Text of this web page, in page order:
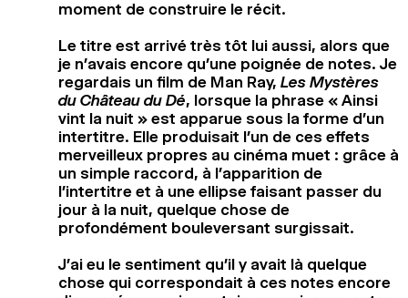
moment de construire le récit.
Le titre est arrivé très tôt lui aussi, alors que
je n’avais encore qu’une poignée de notes. Je
regardais un film de Man Ray, Les Mystères
du Château du Dé, lorsque la phrase « Ainsi
vint la nuit » est apparue sous la forme d’un
intertitre. Elle produisait l’un de ces effets
merveilleux propres au cinéma muet : grâce à
un simple raccord, à l’apparition de
l’intertitre et à une ellipse faisant passer du
jour à la nuit, quelque chose de
profondément bouleversant surgissait.
J’ai eu le sentiment qu’il y avait là quelque
chose qui correspondait à ces notes encore